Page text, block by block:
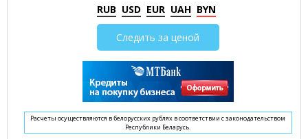
RUB USD EUR UAH BYN
Следить за ценой
Расчеты осуществляются в белорусских рублях в соответствии с законодательством
Республики Беларусь.